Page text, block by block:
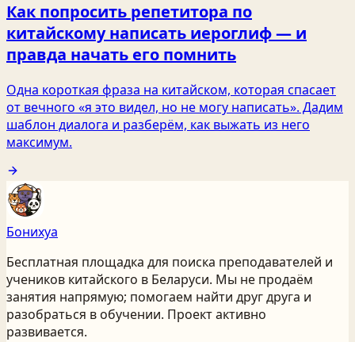
Как попросить репетитора по
китайскому написать иероглиф — и
правда начать его помнить
Одна короткая фраза на китайском, которая спасает
от вечного «я это видел, но не могу написать». Дадим
шаблон диалога и разберём, как выжать из него
максимум.
Бонихуа
Бесплатная площадка для поиска преподавателей и
учеников китайского в Беларуси. Мы не продаём
занятия напрямую; помогаем найти друг друга и
разобраться в обучении. Проект активно
развивается.